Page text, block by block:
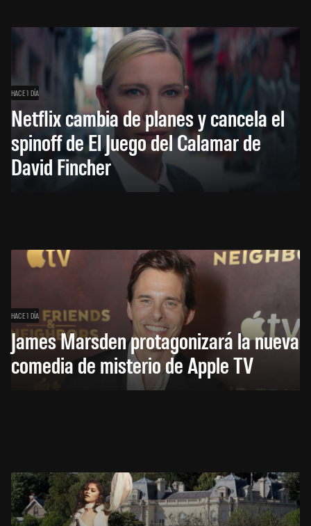
HACE 1 DÍA
Netflix cambia de planes y cancela el
spinoff de El Juego del Calamar de
David Fincher
HACE 1 DÍA
James Marsden protagonizará la nueva
comedia de misterio de Apple TV